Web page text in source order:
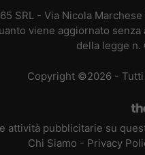
SRL - Via Nicola
viene aggiornato
della legge n.
Copyright ©2026 -
attività pubblicitarie su
Chi Siamo - Privacy